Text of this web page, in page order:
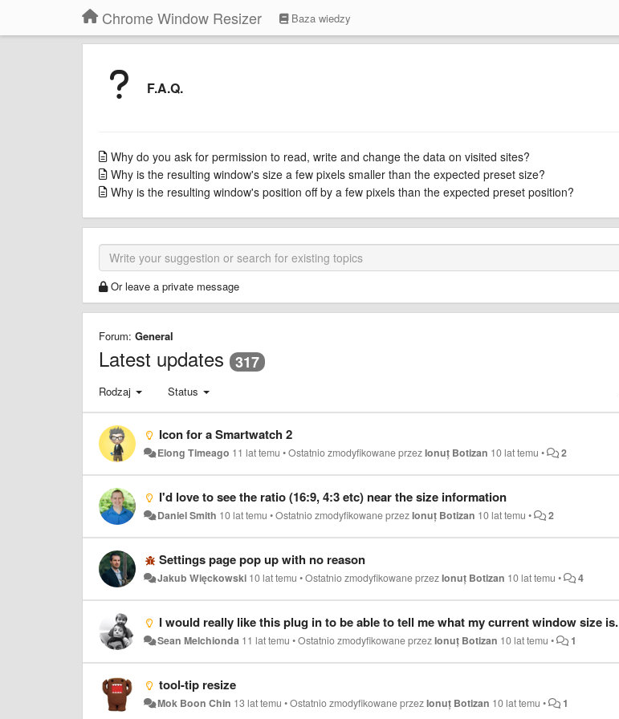
Chrome Window Resizer Baza wiedzy
F.A.Q.
Why do you ask for permission to read, write and change the data on visited sites?
Why is the resulting window's size a few pixels smaller than the expected preset size?
Why is the resulting window's position off by a few pixels than the expected preset position?
Or leave a private message
Forum: General
Latest updates 317
Rodzaj Status
Icon for a Smartwatch 2
Elong Timeago 11 lat temu •Ostatnio zmodyfikowane przezIonuț Botizan 10 lat temu • 2
I'd love to see the ratio (16:9, 4:3 etc) near the size information
Daniel Smith 10 lat temu •Ostatnio zmodyfikowane przezIonuț Botizan 10 lat temu • 2
Settings page pop up with no reason
Jakub Więckowski 10 lat temu •Ostatnio zmodyfikowane przezIonuț Botizan 10 lat temu • 4
I would really like this plug in to be able to tell me what my current window size is.
Sean Melchionda 11 lat temu •Ostatnio zmodyfikowane przezIonuț Botizan 10 lat temu • 1
tool-tip resize
Mok Boon Chin 13 lat temu •Ostatnio zmodyfikowane przezIonuț Botizan 10 lat temu • 1